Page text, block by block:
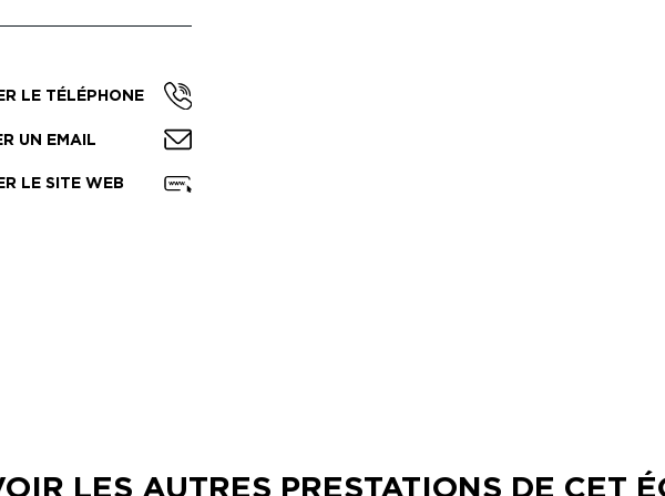
LE TÉLÉPHONE
UN EMAIL
LE SITE WEB
LES AUTRES PRESTATIONS DE CET